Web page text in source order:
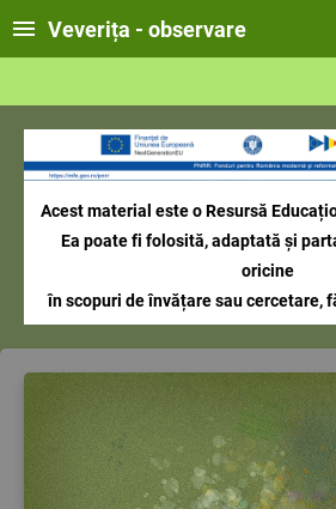
Veverița - observare
Acest material este o Resursă
Ea poate fi folosită, adaptată și
oricine
în scopuri de învățare sau cercetare,